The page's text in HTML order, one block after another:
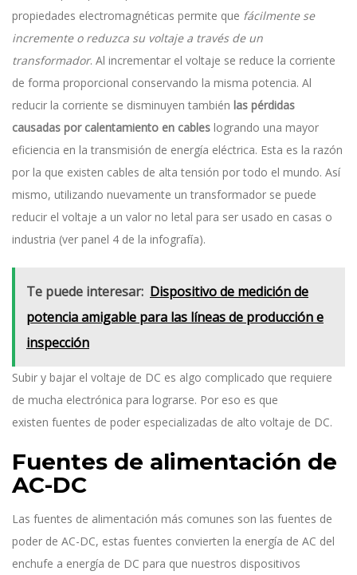
propiedades electromagnéticas permite que fácilmente se
incremente o reduzca su voltaje a través de un
transformador. Al incrementar el voltaje se reduce la corriente
de forma proporcional conservando la misma potencia. Al
reducir la corriente se disminuyen también las pérdidas
causadas por calentamiento en cables logrando una mayor
eficiencia en la transmisión de energía eléctrica. Esta es la razón
por la que existen cables de alta tensión por todo el mundo. Así
mismo, utilizando nuevamente un transformador se puede
reducir el voltaje a un valor no letal para ser usado en casas o
industria (ver panel 4 de la infografía).
Te puede interesar: Dispositivo de medición de
potencia amigable para las líneas de producción e
inspección
Subir y bajar el voltaje de DC es algo complicado que requiere
de mucha electrónica para lograrse. Por eso es que
existen fuentes de poder especializadas de alto voltaje de DC.
Fuentes de alimentación de
AC-DC
Las fuentes de alimentación más comunes son las fuentes de
poder de AC-DC, estas fuentes convierten la energía de AC del
enchufe a energía de DC para que nuestros dispositivos